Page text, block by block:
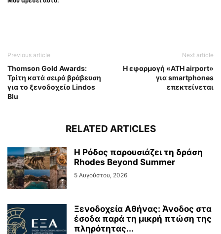
Previous article
Thomson Gold Awards:
Τρίτη κατά σειρά βράβευση
για το ξενοδοχείο Lindos
Blu
Next article
Η εφαρμογή «ATH airport»
για smartphones
επεκτείνεται
RELATED ARTICLES
Η Ρόδος παρουσιάζει τη δράση
Rhodes Beyond Summer
5 Αυγούστου, 2026
Ξενοδοχεία Αθήνας: Άνοδος στα
έσοδα παρά τη μικρή πτώση της
πληρότητας...